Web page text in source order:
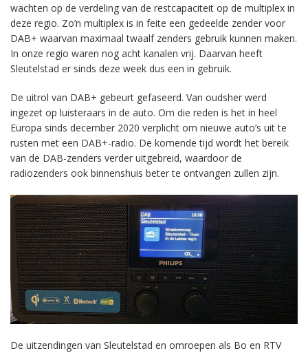
wachten op de verdeling van de restcapaciteit op de multiplex in
deze regio. Zo’n multiplex is in feite een gedeelde zender voor
DAB+ waarvan maximaal twaalf zenders gebruik kunnen maken.
In onze regio waren nog acht kanalen vrij. Daarvan heeft
Sleutelstad er sinds deze week dus een in gebruik.
De uitrol van DAB+ gebeurt gefaseerd. Van oudsher werd
ingezet op luisteraars in de auto. Om die reden is het in heel
Europa sinds december 2020 verplicht om nieuwe auto’s uit te
rusten met een DAB+-radio. De komende tijd wordt het bereik
van de DAB-zenders verder uitgebreid, waardoor de
radiozenders ook binnenshuis beter te ontvangen zullen zijn.
De uitzendingen van Sleutelstad en omroepen als Bo en RTV